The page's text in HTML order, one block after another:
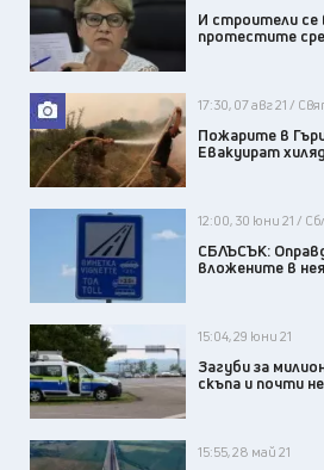
И строители
протестите
17:30, 07 авг 21 /
Пожарите в
Евакуират
12:00, 30 юни 21 /
СБЛЪСЪК:
вложените в
15:04, 29 юни 21
Загуби за
скъпа и почти
15:55, 28 май 21